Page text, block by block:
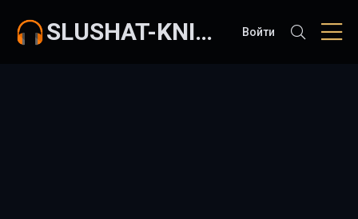
SLUSHAT-KNIGI.COM Войти